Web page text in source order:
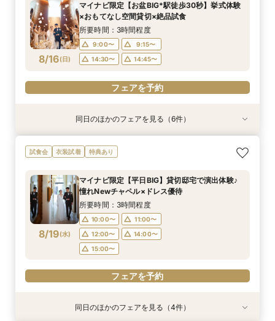
8/15(土)
9:00〜
9:15〜
14:30〜
18:00〜
フェアを予約
8/15(土)
9:15〜
14:30〜
18:00〜
フェアを予約
8/15(土)
9:15〜
14:30〜
14:45〜
18:00〜
フェアを予約
8/15(土)
13:00〜 13:30〜
フェアを予約
8/15(土)
9:00〜
9:15〜
14:30〜
フェアを予約
8/15(土)
9:15〜
14:30〜
18:00〜
フェアを予約
8/16(日)
マイナビ限定【お盆BIG*駅徒歩30秒】挙式体験
×おもてなし空間貸切×絶品試食
所要時間：3時間程度
9:00〜
9:15〜
14:30〜
14:45〜
フェアを予約
衣装試着 特典あり 動画あり
8/16 日)
＜初めての式場見学＞心躍る花嫁の第一歩♪ゆっ
たり相談＆見学会
9:00〜
9:15〜
14:30〜
18:00〜
フェアを予約
衣装試着 特典あり
8/16 日)
【10名～におすすめ*少人数W★】挙式×贅沢試
食×おもてなし体験
9:15〜
14:30〜
18:00〜
フェアを予約
衣装試着 特典あり
8/16 日)
大好評♪ペット婚【支持率NO,1】ペットも安心
W*相談会
9:15〜
14:30〜
14:45〜
18:00〜
フェアを予約
8/16 日)
【遠方の方◎オンライン相談会】スマホで簡単！
豪華5大特典付き
13:00〜 13:30〜
フェアを予約
衣装試着 特典あり
8/16 日)
【料理重視の方◎】シェフ渾身コース試食＆おも
てなし料理特典
9:10〜 14:30〜
フェアを予約
衣装試着 特典あり
8/16 日)
「即決ナシ」予算のリアル大公開！本番コーデ×
人気ドレス優待付
9:15〜
14:30〜
18:00〜
フェアを予約
同日のほかのフェアを見る（6件）
試食会 衣装試着 特典あり
8/19(水)
マイナビ限定【平日BIG】貸切邸宅で演出体験♪
憧れNewチャペル×ドレス優待
所要時間：3時間程度
10:00〜
11:00〜
12:00〜
14:00〜
15:00〜
フェアを予約
特典あり
衣装試着 特典あり
衣装試着 特典あり
同日のほかのフェアを見る（4件）